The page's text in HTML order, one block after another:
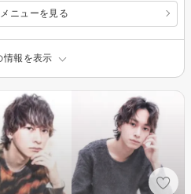
ニューを見る
情報を表示